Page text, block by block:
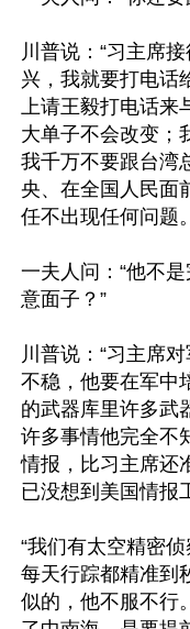
川普说：“习主席
兴，我就要打电话
上请王毅打电话来
大单子不会改变；
我千万不要跟台湾
央、在全国人民面
任不出现任何问题
一夫人问：“他不
意面子？”
川普说：“习主席
不稳，他要在军中
的武器库里许多武
许多事情他完全不
情报，比习主席还
已没想到美国情报
“我们有太空精密
每天行踪都精准到
似的，他不服不行